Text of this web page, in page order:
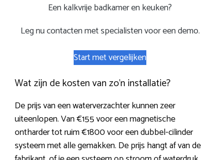
Een kalkvrije badkamer en keuken?
Leg nu contacten met specialisten voor een demo.
Start met vergelijken
Wat zijn de kosten van zo’n installatie?
De prijs van een waterverzachter kunnen zeer
uiteenlopen. Van €155 voor een magnetische
ontharder tot ruim €1800 voor een dubbel-cilinder
systeem met alle gemakken. De prijs hangt af van de